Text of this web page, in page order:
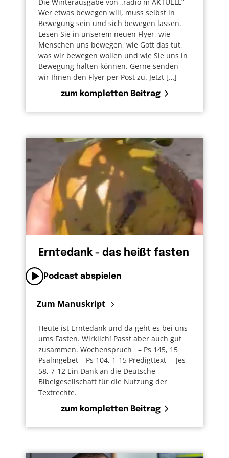
Wer etwas bewegen will, muss selbst in
Bewegung sein und sich bewegen lassen.
Lesen Sie in unserem neuen Flyer, wie
Menschen uns bewegen, wie Gott das tut,
was wir bewegen wollen und wie Sie uns in
Bewegung halten können. Gerne senden
wir Ihnen den Flyer per Post zu. Jetzt […]
zum kompletten Beitrag
Erntedank - das heißt fasten
Podcast abspielen
Zum Manuskript
Heute ist Erntedank und da geht es bei uns
ums Fasten. Wirklich! Passt aber auch gut
zusammen. Wochenspruch – Ps 145, 15
Psalmgebet – Ps 104, 1-15 Predigttext – Jes
58, 7-12 Ein Dank an die Deutsche
Bibelgesellschaft für die Nutzung der
Textrechte.
zum kompletten Beitrag